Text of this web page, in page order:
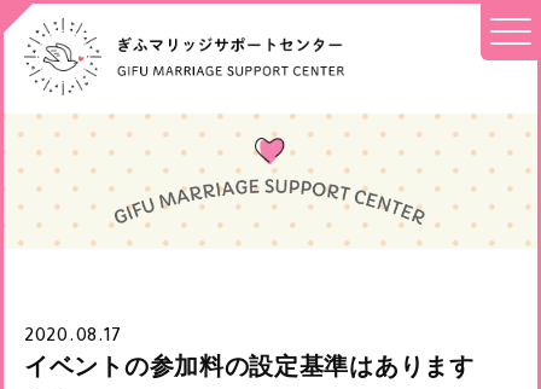
2020.08.17
イベントの参加料の設定基準はあります